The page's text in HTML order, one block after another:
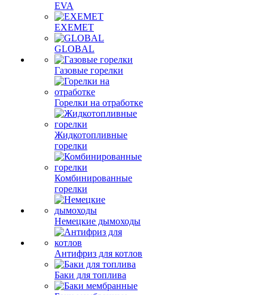
EVA
EXEMET
GLOBAL
Газовые горелки
Горелки на отработке
Жидкотопливные
горелки
Комбинированные
горелки
Немецкие дымоходы
Антифриз для котлов
Баки для топлива